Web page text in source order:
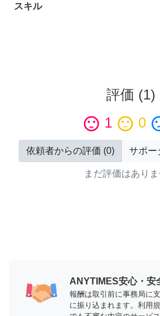
スキル
評価 (1)
sentiment_satisfied 1 sentiment_neutral 0
依頼者からの評価 (0) サポー
まだ評価はあり
ANYTIMES安心・安
報酬は取引前に事務局に
に振り込まれます。利用